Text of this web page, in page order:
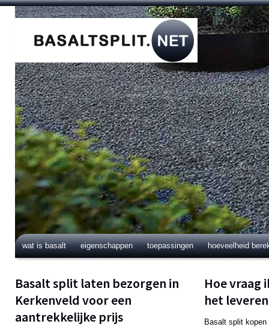
wat is basalt eigenschappen toepassingen hoeveelheid
Basalt split laten bezorgen in
Kerkenveld voor een
aantrekkelijke prijs
Hoe vraag
het
Basalt split